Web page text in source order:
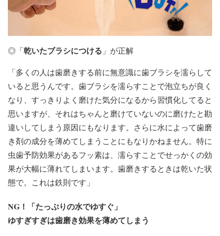
◎ 「乾いたブラシにつける 」が正解
「多くの人は歯磨きする前に無意識に歯ブラシを濡らして
いると思うんです。歯ブラシを濡らすことで泡立ちが良く
なり、すっきりよく磨けた気分になるから習慣化してると
思いますが、それはちゃんと磨けていないのに磨けたと勘
違いしてしまう原因にもなります。さらに水によって歯磨
き剤の成分を薄めてしまうことにもなりかねません。特に
虫歯予防効果があるフッ素は、濡らすことでせっかくの効
果が大幅に薄れてしまいます。歯磨きするときは乾いた状
態で。これは鉄則です」
NG！
「たっぷりの水でゆすぐ」
ゆすぎすぎは歯磨き効果を薄めてしまう